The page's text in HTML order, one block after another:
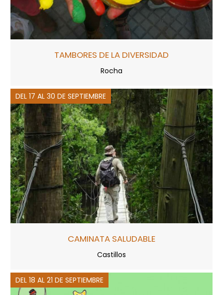
TAMBORES DE LA DIVERSIDAD
Rocha
DEL 17 AL 30 DE SEPTIEMBRE
CAMINATA SALUDABLE
Castillos
DEL 18 AL 21 DE SEPTIEMBRE